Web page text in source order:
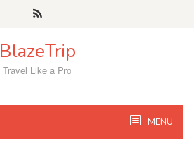
BlazeTrip
Travel Like a Pro
MENU